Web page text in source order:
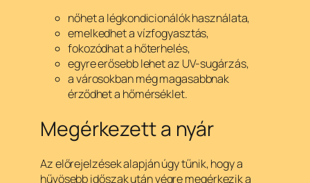
nőhet a légkondicionálók használata,
emelkedhet a vízfogyasztás,
fokozódhat a hőterhelés,
egyre erősebb lehet az UV-sugárzás,
a városokban még magasabbnak
érződhet a hőmérséklet.
Megérkezett a nyár
Az előrejelzések alapján úgy tűnik, hogy a
hűvösebb időszak után végre megérkezik a